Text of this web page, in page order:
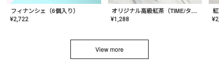
フィナンシェ（6個入り）
¥2,722
オリジナル高級紅茶（TIME/タイム）【ギフト/プチギフト/プレゼント/内祝い/結婚式/オリジナル配合/高品質/ハーブティー/茶葉/記念日/お返し/手土産/美容/おしゃれ】
¥1,288 ¥
View more